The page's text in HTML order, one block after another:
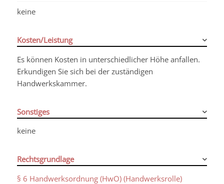
keine
Kosten/Leistung
Es können Kosten in unterschiedlicher Höhe anfallen.
Erkundigen Sie sich bei der zuständigen
Handwerkskammer.
Sonstiges
keine
Rechtsgrundlage
§ 6 Handwerksordnung (HwO) (Handwerksrolle)